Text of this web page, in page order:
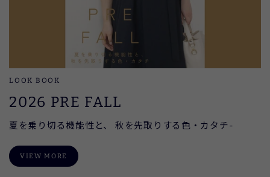
LOOK BOOK
2026 PRE FALL
夏を乗り切る機能性と、 秋を先取りする色・カタチ-
VIEW MORE